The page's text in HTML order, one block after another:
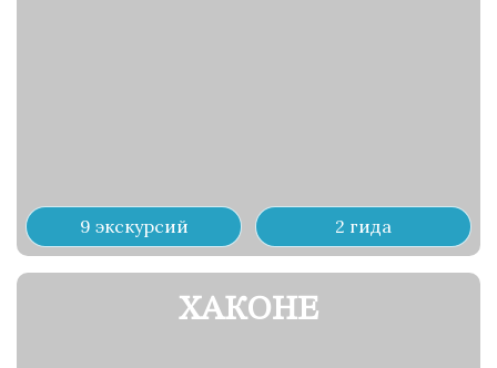
9 экскурсий 2 гида
ХАКОНЕ